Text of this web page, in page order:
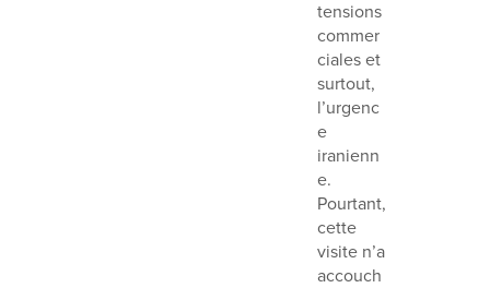
tensions
commer
ciales et
surtout,
l’urgenc
e
iranienn
e.
Pourtant,
cette
visite n’a
accouch